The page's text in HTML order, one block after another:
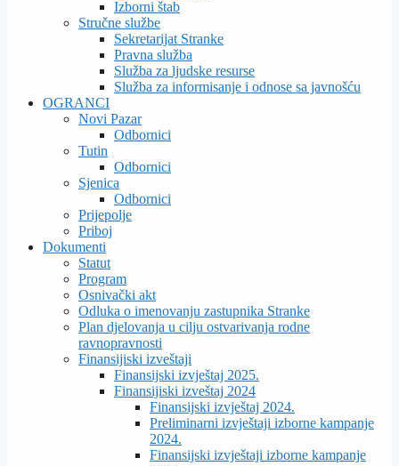
Izborni štab
Stručne službe
Sekretarijat Stranke
Pravna služba
Služba za ljudske resurse
Služba za informisanje i odnose sa javnošću
OGRANCI
Novi Pazar
Odbornici
Tutin
Odbornici
Sjenica
Odbornici
Prijepolje
Priboj
Dokumenti
Statut
Program
Osnivački akt
Odluka o imenovanju zastupnika Stranke
Plan djelovanja u cilju ostvarivanja rodne
ravnopravnosti
Finansijiski izveštaji
Finansijski izvještaj 2025.
Finansijiski izveštaj 2024
Finansijski izvještaj 2024.
Preliminarni izvještaji izborne kampanje
2024.
Finansijski izvještaji izborne kampanje